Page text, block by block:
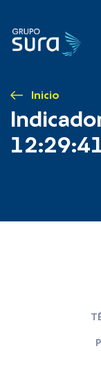
Inicio